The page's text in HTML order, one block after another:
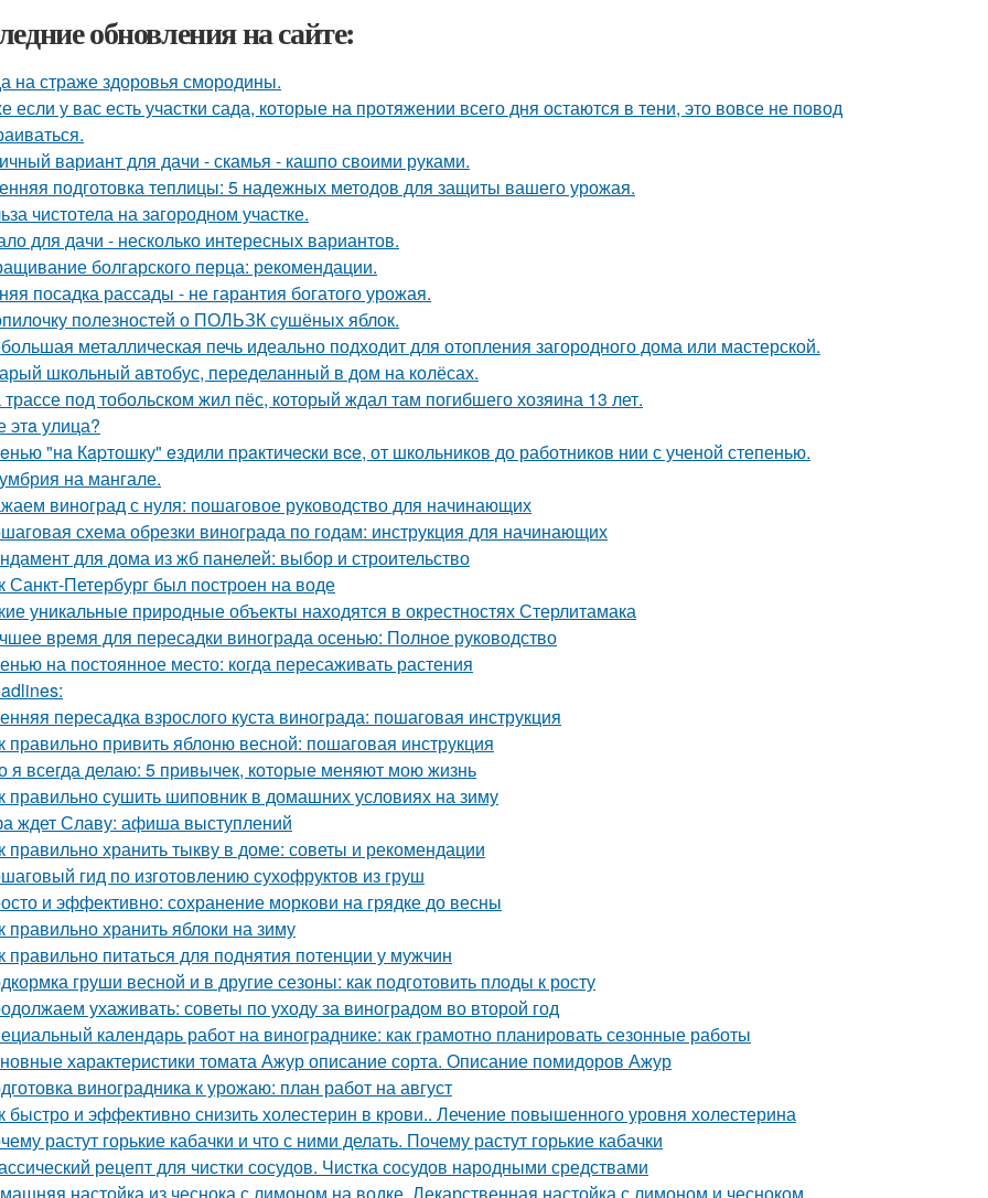
обновления на сайте:
на страже здоровья смородины.
если у вас есть участки сада, которые на протяжении всего дня остаются в тени, это вовсе не повод
вариант для дачи - скамья - кашпо своими руками.
подготовка теплицы: 5 надежных методов для защиты вашего урожая.
чистотела на загородном участке.
для дачи - несколько интересных вариантов.
болгарского перца: рекомендации.
посадка рассады - не гарантия богатого урожая.
полезностей о ПОЛЬЗК сушёных яблок.
металлическая печь идеально подходит для отопления загородного дома или мастерской.
школьный автобус, переделанный в дом на колёсах.
под тобольском жил пёс, который ждал там погибшего хозяина 13 лет.
этa улица?
"нa Кapтошку" eздили пpaктичecки вce, от школьников до работников нии с ученой степенью.
на мангале.
виноград с нуля: пошаговое руководство для начинающих
схема обрезки винограда по годам: инструкция для начинающих
для дома из жб панелей: выбор и строительство
Санкт-Петербург был построен на воде
уникальные природные объекты находятся в окрестностях Стерлитамака
время для пересадки винограда осенью: Полное руководство
на постоянное место: когда пересаживать растения
пересадка взрослого куста винограда: пошаговая инструкция
правильно привить яблоню весной: пошаговая инструкция
я всегда делаю: 5 привычек, которые меняют мою жизнь
правильно сушить шиповник в домашних условиях на зиму
ждет Славу: афиша выступлений
правильно хранить тыкву в доме: советы и рекомендации
гид по изготовлению сухофруктов из груш
и эффективно: сохранение моркови на грядке до весны
правильно хранить яблоки на зиму
правильно питаться для поднятия потенции у мужчин
груши весной и в другие сезоны: как подготовить плоды к росту
ухаживать: советы по уходу за виноградом во второй год
календарь работ на винограднике: как грамотно планировать сезонные работы
характеристики томата Ажур описание сорта. Описание помидоров Ажур
виноградника к урожаю: план работ на август
быстро и эффективно снизить холестерин в крови.. Лечение повышенного уровня холестерина
растут горькие кабачки и что с ними делать. Почему растут горькие кабачки
рецепт для чистки сосудов. Чистка сосудов народными средствами